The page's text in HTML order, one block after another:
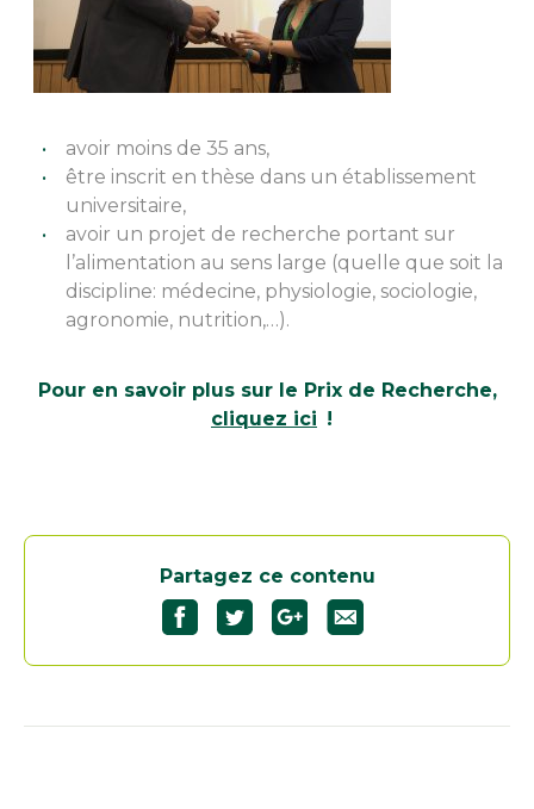
avoir moins de 35 ans,
être inscrit en thèse dans un établissement
universitaire,
avoir un projet de recherche portant sur
l’alimentation au sens large (quelle que soit la
discipline: médecine, physiologie, sociologie,
agronomie, nutrition,…).
Pour en savoir plus sur le Prix de Recherche,
cliquez ici !
Partagez ce contenu